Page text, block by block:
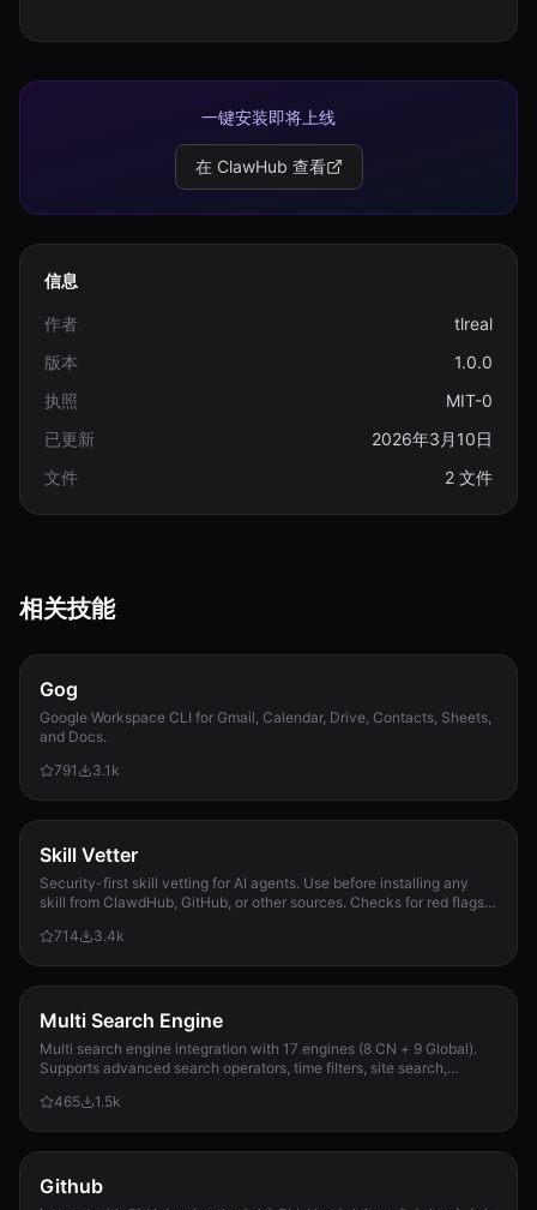
一键安装即将上线
在 ClawHub 查看
信息
作者
tlreal
版本
1.0.0
执照
MIT-0
已更新
2026年3月10日
文件
2 文件
相关技能
Gog
Google Workspace CLI for Gmail, Calendar, Drive, Contacts, Sheets,
and Docs.
791
3.1k
Skill Vetter
Security-first skill vetting for AI agents. Use before installing any
skill from ClawdHub, GitHub, or other sources. Checks for red flags,
714
3.4k
Multi Search Engine
Multi search engine integration with 17 engines (8 CN + 9 Global).
Supports advanced search operators, time filters, site search,
required.
465 1.5k
Github